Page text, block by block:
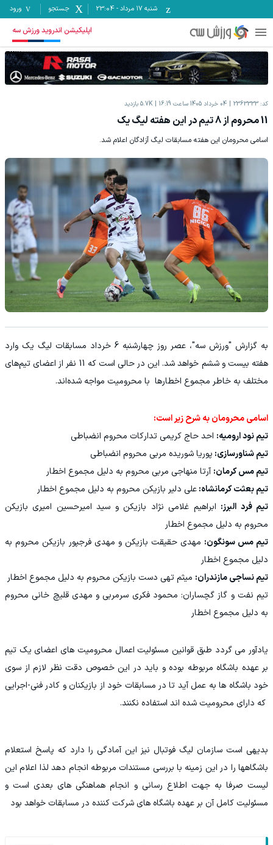
شنبه ۱۷ مرداد -
23:04 جستجو ورود
اپلیکیشن اندروید ورزش سه
کد: 2363333 04 خرداد 1405 ساعت 16:19 5.7K بازدید
11 محروم از 8 تیم در این هفته لیگ یک
اسامی محرومان این هفته مسابقات لیگ آزادگان اعلام شد.
به گزارش "ورزش سه"، عصر روز چهارشنبه 6 خرداد مسابقات لیگ یک وارد
هفته بیست و ششم خواهد شد. این در حالی است که 11 نفر از اعضای تیم‌های
مختلف به خاطر مجموع اخطارها با محرومیت مواجه شده‌اند.
اسامی محرومان به شرح زیر است:
تیم نود ارومیه: احد حاج کریمی تدارکات محروم انضباطی
تیم شناورسازی: پوریا شوریده مربی محروم انضباطی
تیم مس کرمان:آرتا منهاجی مربی محروم به دلیل مجموع اخطار
تیم بعثت کرمانشاه:علی دلیر بازیکن محروم به دلیل مجموع اخطار
تیم فرد البرز: ابراهیم غلامی نژاد بازیکن و سید امیرحسین امیری بازیکن
محروم به دلیل مجموع اخطار
تیم مس سونگون: مهدی حقیقت بازیکن و مهدی فرجپور بازیکن محروم به
دلیل مجموع اخطار
تیم نساجی مازندران: میثم تهی دست بازیکن محروم به دلیل مجموع اخطار
تیم نفت و گاز گچساران: محمود فکری سرمربی و مهدی قلیچ خانی محروم
به دلیل مجموع اخطار
یادآور می گردد طبق قوانین مسئولیت اعمال محرومیت های اعضای یک تیم
بر عهده باشگاه مربوطه بوده و باید در این خصوص دقت نظر لازم از سوی
خود باشگاه ها به عمل آید تا در مسابقات خود از بازیکنان و کادر فنی-اجرایی
که دارای محرومیت شده اند استفاده نکنند.
بدیهی است سازمان لیگ فوتبال نیز این آمادگی را دارد که پاسخ استعلام
باشگاهها را در این زمینه با بررسی مستندات مربوطه انجام دهد لذا اعلام این
لیست صرفا به جهت اطلاع رسانی و انجام هماهنگی های بعدی است و
مسئولیت کامل آن بر عهده باشگاه های شرکت کننده در مسابقات خواهد بود